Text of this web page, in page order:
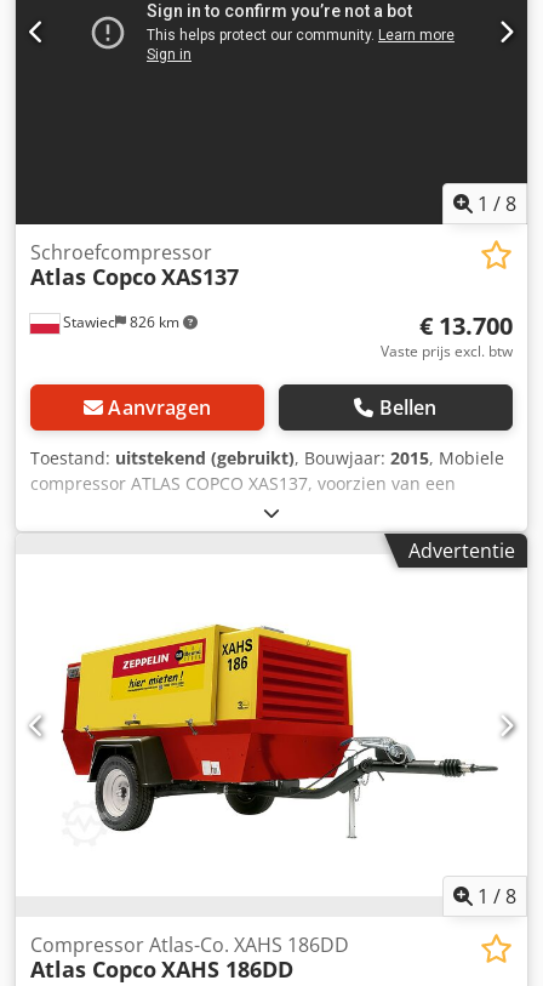
1 /8
Stawiec 826 km
Schroefcompressor
Atlas CopcoXAS137
€ 13.700
Vaste prijs excl. btw
Aanvragen Bellen
Toestand: uitstekend (gebruikt), Bouwjaar: 2015, Mobiele
compressor ATLAS COPCO XAS137, voorzien van een
eindkoeler, volledig onderhouden. Technische
specificaties: capaciteit 7,70 m³/min; werkdruk 7 bar;
bouwjaar 2015; motor: KUBOTA; draaiuren: 2000 uur. De
zł De machine is in perfecte staat. Dcsdpfezky Nkex Alhok
Hieronder vindt u de links naar de video's.
Advertentie
1 /8
Compressor Atlas-Co. XAHS 186DD
Atlas CopcoXAHS 186DD